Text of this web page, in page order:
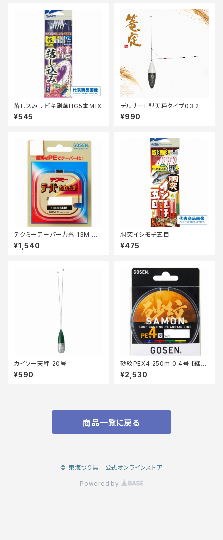
落し込みサビキ剛華HG5本ＭIX
¥545
デルナーL型天秤タイプ03 27
【篭定】
¥990
テクミーテーパー力糸 13M 赤
2本 0.6ー6【継続セール_仕掛】
¥1,540
胴突イシモチ五目
¥475
カイソー天秤 20号
¥590
砂紋PEX4 250m 0.4号 【継続
セール_仕掛】
¥2,530
商品一覧に戻る
© 東海つり具 公式オンラインストア
Powered by